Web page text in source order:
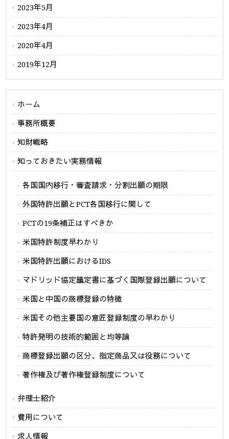
2023年5月
2023年4月
2020年4月
2019年12月
ホーム
事務所概要
知財戦略
知っておきたい実務情報
各国国内移行・審査請求・分割出願の期限
外国特許出願とPCT各国移行に関して
PCTの19条補正はすべきか
米国特許制度早わかり
米国特許出願におけるIDS
マドリッド協定議定書に基づく国際登録出願について
米国と中国の商標登録の特徴
米国その他主要国の意匠登録制度の早わかり
特許発明の技術的範囲と均等論
商標登録出願の区分、指定商品又は役務について
著作権及び著作権登録制度について
弁理士紹介
費用について
求人情報